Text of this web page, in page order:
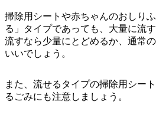
掃除用シートや赤ちゃんのおしり
る」タイプであっても、大量に流
流すなら少量にとどめるか、通常
いいでしょう。
また、流せるタイプの掃除用シー
るごみにも注意しましょう。